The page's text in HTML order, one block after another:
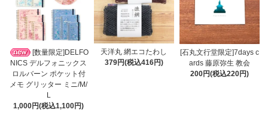
[数量限定]DELFO
NICS デルフォニックス
ロルバーン ポケット付
メモ グリッター ミニ/M/
L
1,000円(税込1,100円)
天洋丸 網エコたわし
379円(税込416円)
[石丸文行堂限定]7days c
ards 藤原弥生 教会
200円(税込220円)